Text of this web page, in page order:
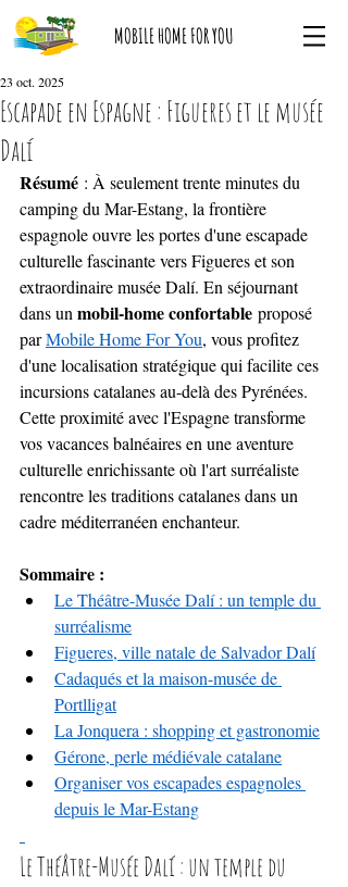
MOBILE HOME FOR YOU
Escapade en Espagne : Figueres et le musée
Dalí
23 oct. 2025
Résumé : À seulement trente minutes du
camping du Mar-Estang, la frontière
espagnole ouvre les portes d'une escapade
culturelle fascinante vers Figueres et son
extraordinaire musée Dalí. En séjournant
dans un mobil-home confortable proposé
par Mobile Home For You, vous profitez
d'une localisation stratégique qui facilite ces
incursions catalanes au-delà des Pyrénées.
Cette proximité avec l'Espagne transforme
vos vacances balnéaires en une aventure
culturelle enrichissante où l'art surréaliste
rencontre les traditions catalanes dans un
cadre méditerranéen enchanteur.
Sommaire :
Le Théâtre-Musée Dalí : un temple du
surréalisme
Figueres, ville natale de Salvador Dalí
Cadaqués et la maison-musée de
Portlligat
La Jonquera : shopping et gastronomie
Gérone, perle médiévale catalane
Organiser vos escapades espagnoles
depuis le Mar-Estang
Le Théâtre-Musée Dalí : un temple du